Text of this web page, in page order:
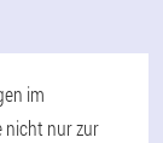
im
nicht nur zur